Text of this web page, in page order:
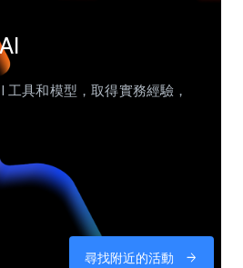
具和模型，取得實務經驗，
尋找附近的活動 arrow_forward